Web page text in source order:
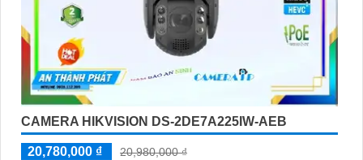
CAMERA HIKVISION DS-2DE7A225IW-AEB
20,780,000 ₫
20,980,000 ₫